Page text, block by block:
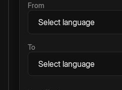
From
To